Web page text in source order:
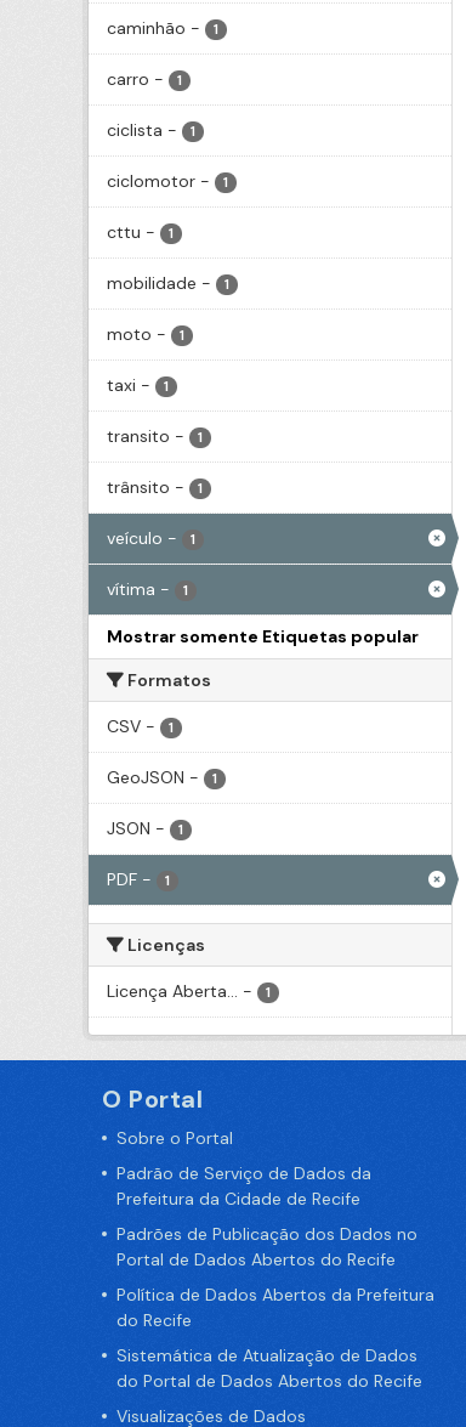
caminhão - 1
carro - 1
ciclista - 1
ciclomotor - 1
cttu - 1
mobilidade - 1
moto - 1
taxi - 1
transito - 1
trânsito - 1
veículo - 1
vítima - 1
Mostrar somente Etiquetas popular
Formatos
CSV - 1
GeoJSON - 1
JSON - 1
PDF - 1
Licenças
Licença Aberta... - 1
O Portal
Sobre o Portal
Padrão de Serviço de Dados da
Prefeitura da Cidade de Recife
Padrões de Publicação dos Dados no
Portal de Dados Abertos do Recife
Política de Dados Abertos da Prefeitura
do Recife
Sistemática de Atualização de Dados
do Portal de Dados Abertos do Recife
Visualizações de Dados